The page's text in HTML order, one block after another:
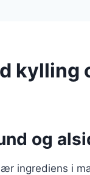
kylling
og
ingrediens i